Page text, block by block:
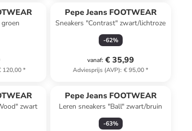
120,00*
Pepe Jeans FOOTWEAR
Sneakers "Contrast" zwart/lichtroze
-62%
vanaf: € 35,99
Adviesprijs (AVP): € 95,00*
zwart
Pepe Jeans FOOTWEAR
Leren sneakers "Ball" zwart/bruin
-63%